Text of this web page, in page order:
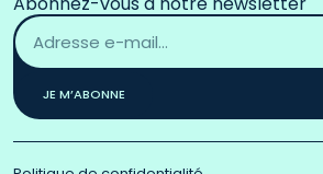
Adresse
email
*
JE M’ABONNE